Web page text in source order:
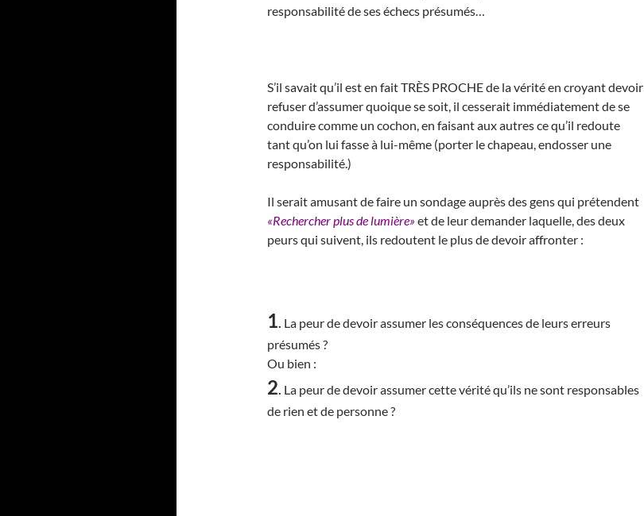
responsabilité de ses échecs présumés…
S’il savait qu’il est en fait TRÈS PROCHE de la vérité en croyant devoir
refuser d’assumer quoique se soit, il cesserait immédiatement de se
conduire comme un cochon, en faisant aux autres ce qu’il redoute
tant qu’on lui fasse à lui-même (porter le chapeau, endosser une
responsabilité.)
Il serait amusant de faire un sondage auprès des gens qui prétendent
«Rechercher plus de lumière» et de leur demander laquelle, des deux
peurs qui suivent, ils redoutent le plus de devoir affronter :
1. La peur de devoir assumer les conséquences de leurs erreurs
présumés ?
Ou bien :
2. La peur de devoir assumer cette vérité qu’ils ne sont responsables
de rien et de personne ?